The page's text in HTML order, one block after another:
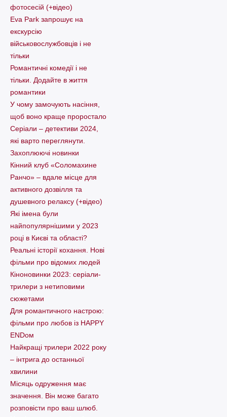
фотосесій (+відео)
Eva Park запрошує на
екскурсію
військовослужбовців і не
тільки
Романтичні комедії і не
тільки. Додайте в життя
романтики
У чому замочують насіння,
щоб воно краще проростало
Серіали – детективи 2024,
які варто пеpеглянути.
Захоплюючі новинки
Кінний клуб «Соломахине
Ранчо» – вдале місце для
активного дозвілля та
душевного релаксу (+відео)
Які імена були
найпопулярнішими у 2023
році в Києві та області?
Реальні історії кохання. Нові
фільми про відомих людей
Кіноновинки 2023: серіали-
трилери з нетиповими
сюжетами
Для романтичного настрою:
фільми про любов із HAPPY
ENDом
Найкращі трилери 2022 року
– інтрига до останньої
хвилини
Місяць одруження має
значення. Він може багато
розповісти про ваш шлюб.